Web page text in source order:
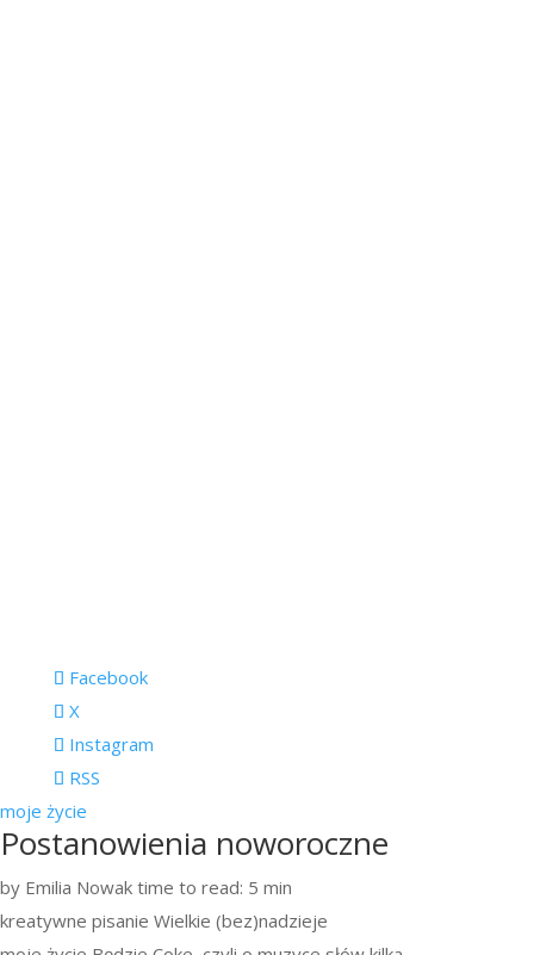
Facebook
X
Instagram
RSS
moje życie
Postanowienia noworoczne
by Emilia Nowak time to read: 5 min
kreatywne pisanie Wielkie (bez)nadzieje